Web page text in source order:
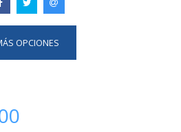
OPCIONES